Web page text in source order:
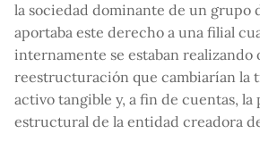
la sociedad dominante de un grupo
aportaba este derecho a una filial
internamente se estaban realizando
reestructuración que cambiarían la
activo tangible y, a fin de cuentas, la
estructural de la entidad creadora